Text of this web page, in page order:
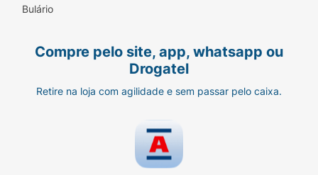
Bulário
Compre pelo site, app, whatsapp ou
Drogatel
Retire na loja com agilidade e sem passar pelo caixa.